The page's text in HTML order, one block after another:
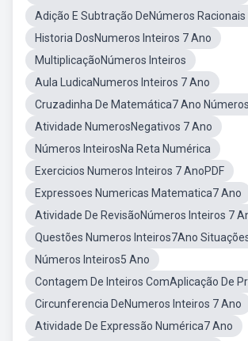
Adição E Subtração DeNúmeros Racionais
Historia DosNumeros Inteiros 7 Ano
MultiplicaçãoNúmeros Inteiros
Aula LudicaNumeros Inteiros 7 Ano
Cruzadinha De Matemática7 Ano
Atividade NumerosNegativos 7 Ano
Números InteirosNa Reta Numérica
Exercicios Numeros Inteiros 7 AnoPDF
Expressoes Numericas Matematica7 Ano
Atividade De RevisãoNúmeros Inteiros 7
Questões Numeros Inteiros7Ano
Números Inteiros5 Ano
Contagem De Inteiros ComAplicação De
Circunferencia DeNumeros Inteiros 7 Ano
Atividade De Expressão Numérica7 Ano